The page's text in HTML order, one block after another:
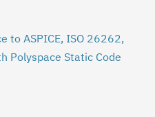
to ASPICE, ISO 26262,
Polyspace Static Code